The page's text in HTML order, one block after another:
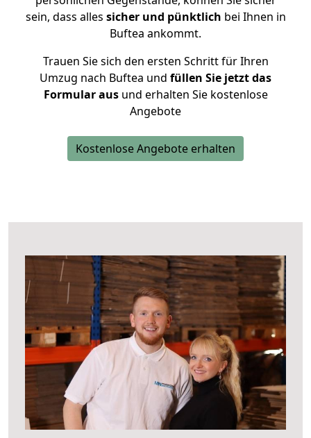
sein, dass alles sicher und pünktlich bei Ihnen in
Buftea ankommt.
Trauen Sie sich den ersten Schritt für Ihren
Umzug nach Buftea und füllen Sie jetzt das
Formular ausund erhalten Sie kostenlose
Angebote
Kostenlose Angebote erhalten